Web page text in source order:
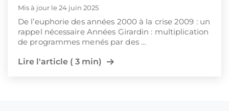
Mis à jour le 24 juin 2025
De l’euphorie des années 2000 à la crise 2009 : un
rappel nécessaire Années Girardin : multiplication
de programmes menés par des …
Lire l'article ( 3 min)